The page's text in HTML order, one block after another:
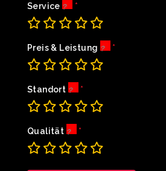
Service
Preis & Leistung
Standort
Qualität